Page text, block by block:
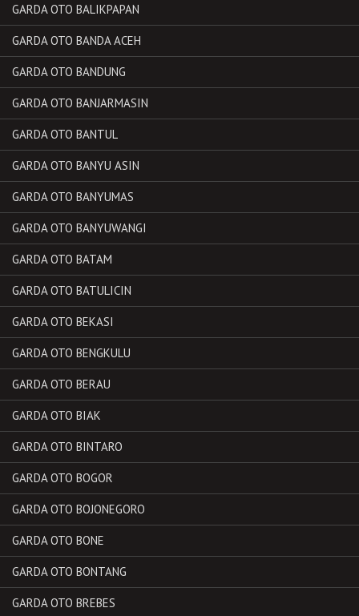
GARDA OTO BALIKPAPAN
GARDA OTO BANDA ACEH
GARDA OTO BANDUNG
GARDA OTO BANJARMASIN
GARDA OTO BANTUL
GARDA OTO BANYU ASIN
GARDA OTO BANYUMAS
GARDA OTO BANYUWANGI
GARDA OTO BATAM
GARDA OTO BATULICIN
GARDA OTO BEKASI
GARDA OTO BENGKULU
GARDA OTO BERAU
GARDA OTO BIAK
GARDA OTO BINTARO
GARDA OTO BOGOR
GARDA OTO BOJONEGORO
GARDA OTO BONE
GARDA OTO BONTANG
GARDA OTO BREBES